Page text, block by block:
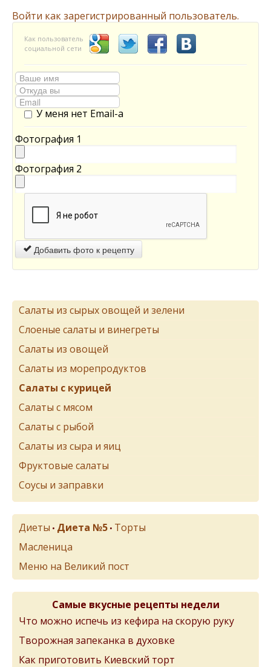
Войти как зарегистрированный пользователь.
Как пользователь
социальной сети
У меня нет Email-а
Фотография 1
Фотография 2
Добавить фото к рецепту
Салаты из сырых овощей и зелени
Слоеные салаты и винегреты
Салаты из овощей
Салаты из морепродуктов
Салаты с курицей
Салаты с мясом
Салаты с рыбой
Салаты из сыра и яиц
Фруктовые салаты
Соусы и заправки
Диеты • Диета №5 • Торты
Масленица
Меню на Великий пост
Самые вкусные рецепты недели
Что можно испечь из кефира на скорую руку
Творожная запеканка в духовке
Как приготовить Киевский торт